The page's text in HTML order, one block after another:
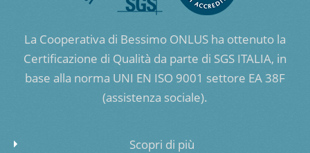
La Cooperativa di Bessimo ONLUS ha ottenuto la
Certificazione di Qualità da parte di SGS ITALIA, in
base alla norma UNI EN ISO 9001 settore EA 38F
(assistenza sociale).
Scopri di più